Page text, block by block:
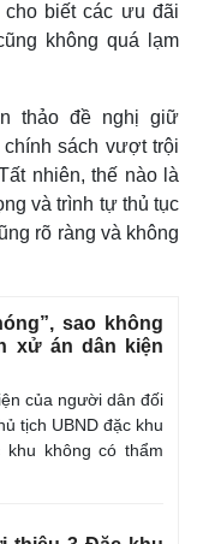
- Quốc phòng
biết các ưu đãi
không quá lạm
thảo đề nghị giữ
sách vượt trội
nhiên, thế nào là
và trình tự thủ tục
rõ ràng và không
sao không
xử án dân kiện
của người dân đối
tịch UBND đặc khu
không có thẩm